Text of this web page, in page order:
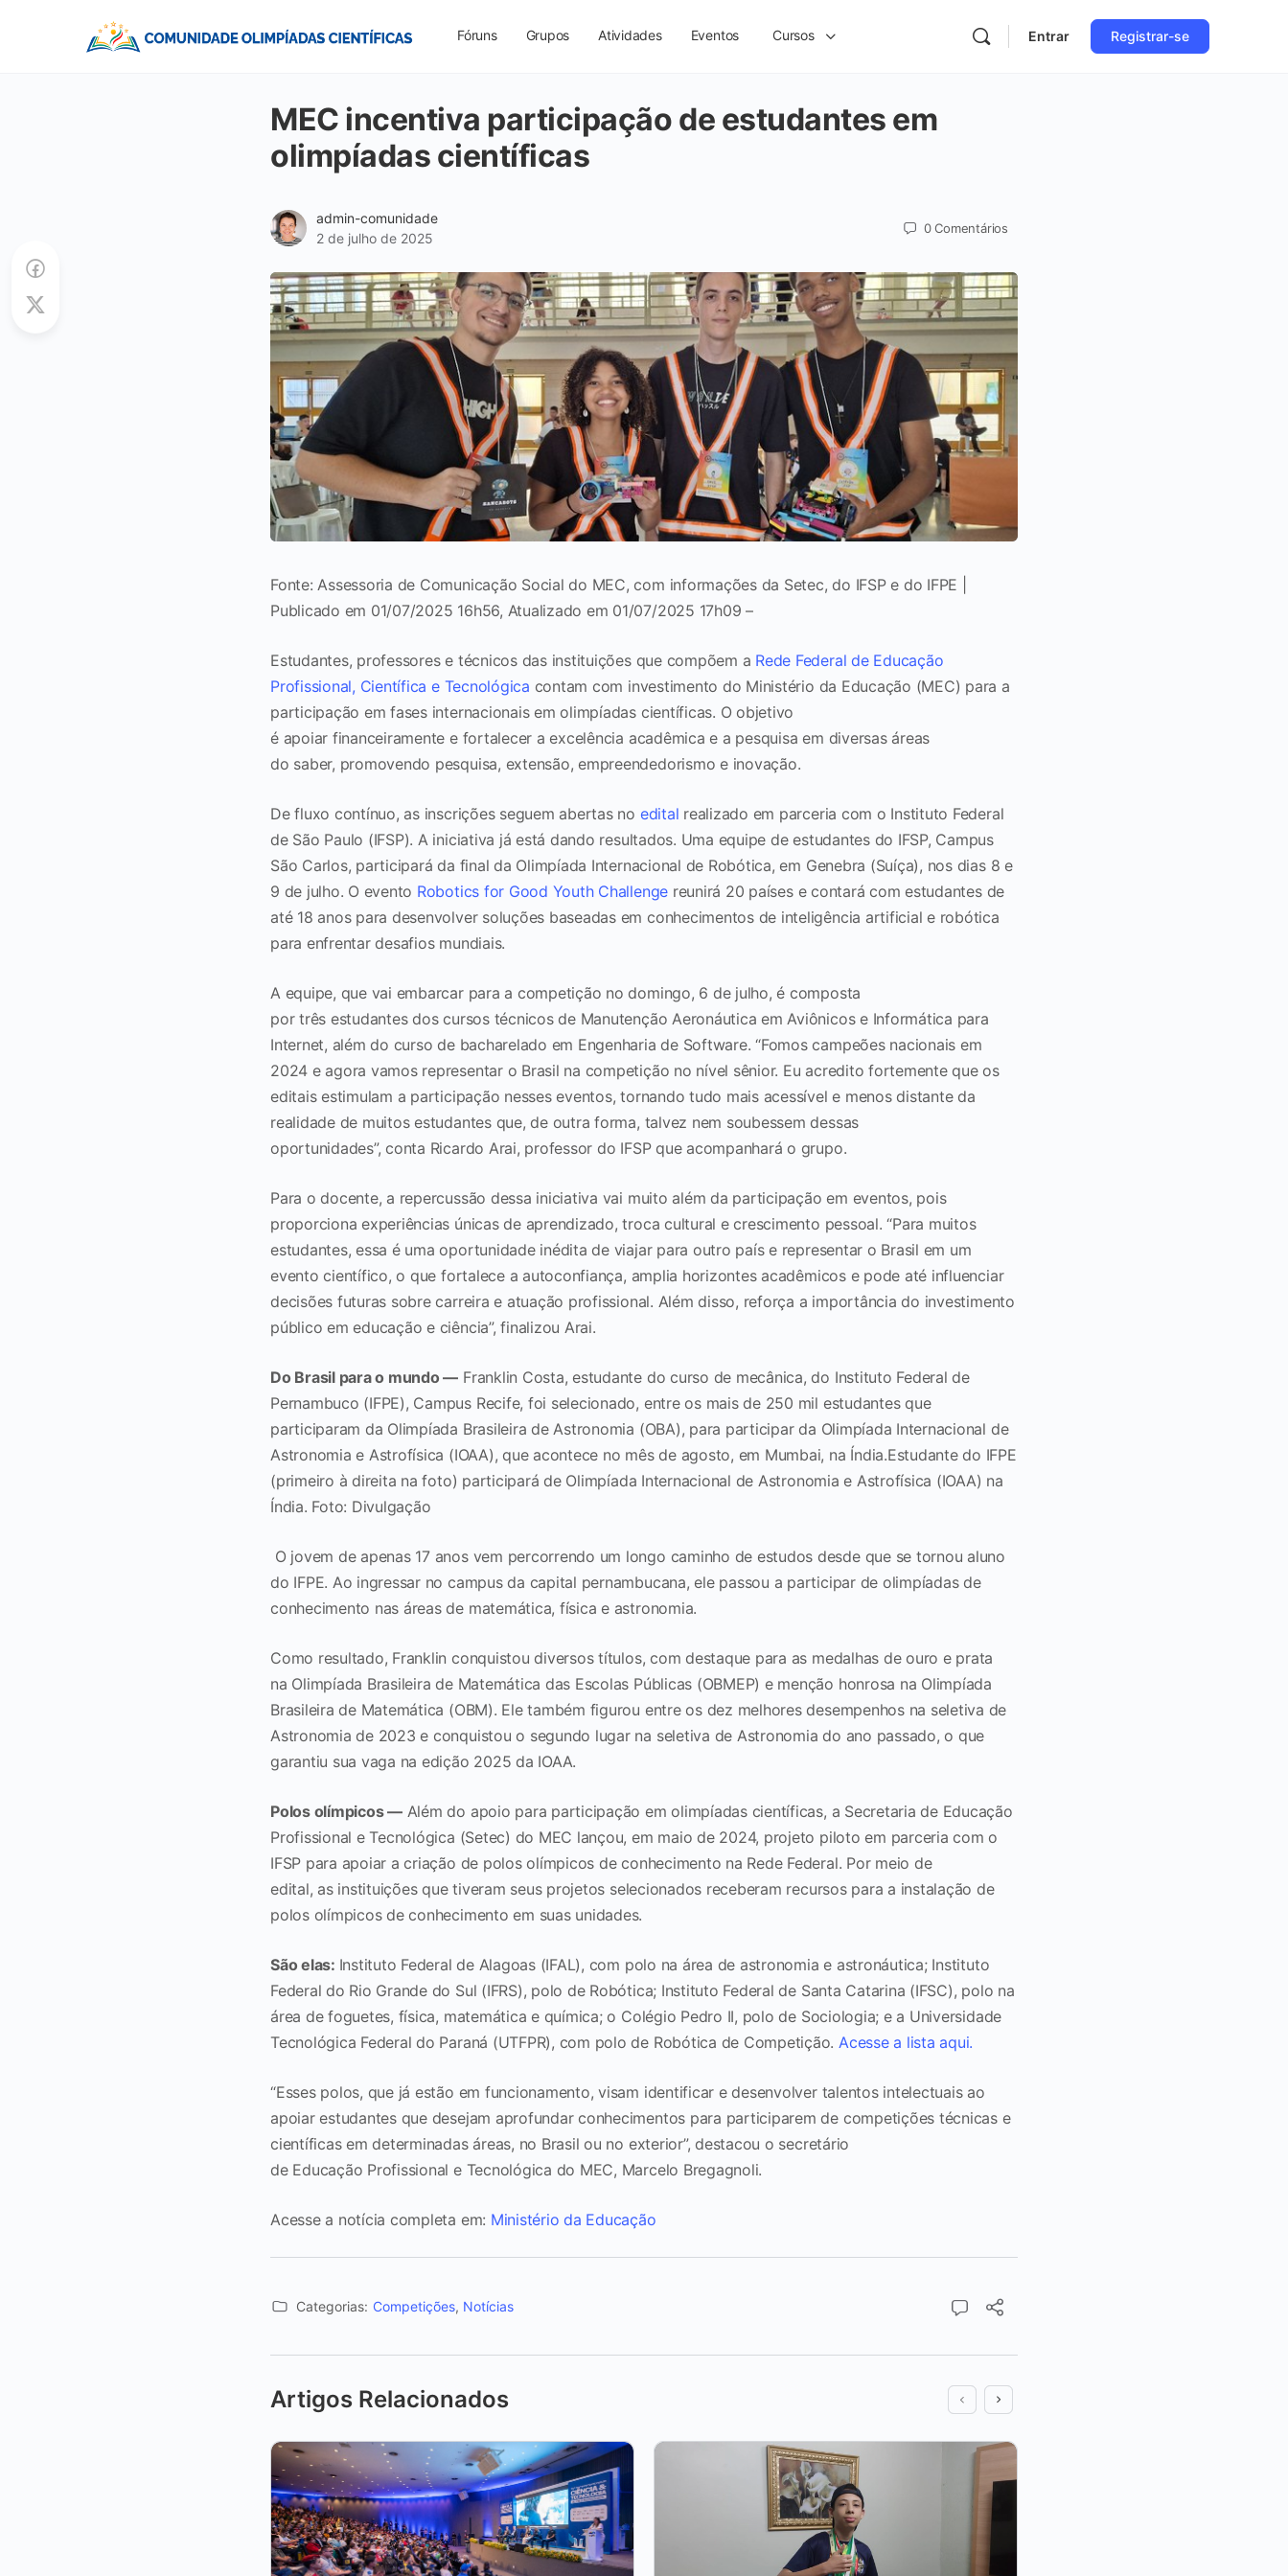
Fóruns Grupos Atividades Eventos Cursos Entrar Registrar-se
MEC incentiva participação de estudantes em
olimpíadas científicas
admin-comunidade
2 de julho de 2025
0Comentários
Fonte: Assessoria de Comunicação Social do MEC, com informações da Setec, do IFSP e do IFPE |
Publicado em 01/07/2025 16h56, Atualizado em 01/07/2025 17h09 –
Estudantes, professores e técnicos das instituições que compõem a Rede Federal de Educação
Profissional, Científica e Tecnológica contam com investimento do Ministério da Educação (MEC) para a
participação em fases internacionais em olimpíadas científicas. O objetivo
é apoiar financeiramente e fortalecer a excelência acadêmica e a pesquisa em diversas áreas
do saber, promovendo pesquisa, extensão, empreendedorismo e inovação.
De fluxo contínuo, as inscrições seguem abertas no edital realizado em parceria com o Instituto Federal
de São Paulo (IFSP). A iniciativa já está dando resultados. Uma equipe de estudantes do IFSP, Campus
São Carlos, participará da final da Olimpíada Internacional de Robótica, em Genebra (Suíça), nos dias 8 e
9 de julho. O evento Robotics for Good Youth Challenge reunirá 20 países e contará com estudantes de
até 18 anos para desenvolver soluções baseadas em conhecimentos de inteligência artificial e robótica
para enfrentar desafios mundiais.
A equipe, que vai embarcar para a competição no domingo, 6 de julho, é composta
por três estudantes dos cursos técnicos de Manutenção Aeronáutica em Aviônicos e Informática para
Internet, além do curso de bacharelado em Engenharia de Software. “Fomos campeões nacionais em
2024 e agora vamos representar o Brasil na competição no nível sênior. Eu acredito fortemente que os
editais estimulam a participação nesses eventos, tornando tudo mais acessível e menos distante da
realidade de muitos estudantes que, de outra forma, talvez nem soubessem dessas
oportunidades”, conta Ricardo Arai, professor do IFSP que acompanhará o grupo.
Para o docente, a repercussão dessa iniciativa vai muito além da participação em eventos, pois
proporciona experiências únicas de aprendizado, troca cultural e crescimento pessoal. “Para muitos
estudantes, essa é uma oportunidade inédita de viajar para outro país e representar o Brasil em um
evento científico, o que fortalece a autoconfiança, amplia horizontes acadêmicos e pode até influenciar
decisões futuras sobre carreira e atuação profissional. Além disso, reforça a importância do investimento
público em educação e ciência”, finalizou Arai.
Do Brasil para o mundo — Franklin Costa, estudante do curso de mecânica, do Instituto Federal de
Pernambuco (IFPE), Campus Recife, foi selecionado, entre os mais de 250 mil estudantes que
participaram da Olimpíada Brasileira de Astronomia (OBA), para participar da Olimpíada Internacional de
Astronomia e Astrofísica (IOAA), que acontece no mês de agosto, em Mumbai, na Índia.Estudante do IFPE
(primeiro à direita na foto) participará de Olimpíada Internacional de Astronomia e Astrofísica (IOAA) na
Índia. Foto: Divulgação
O jovem de apenas 17 anos vem percorrendo um longo caminho de estudos desde que se tornou aluno
do IFPE. Ao ingressar no campus da capital pernambucana, ele passou a participar de olimpíadas de
conhecimento nas áreas de matemática, física e astronomia.
Como resultado, Franklin conquistou diversos títulos, com destaque para as medalhas de ouro e prata
na Olimpíada Brasileira de Matemática das Escolas Públicas (OBMEP) e menção honrosa na Olimpíada
Brasileira de Matemática (OBM). Ele também figurou entre os dez melhores desempenhos na seletiva de
Astronomia de 2023 e conquistou o segundo lugar na seletiva de Astronomia do ano passado, o que
garantiu sua vaga na edição 2025 da IOAA.
Polos olímpicos—Além do apoio para participação em olimpíadas científicas, a Secretaria de Educação
Profissional e Tecnológica (Setec) do MEC lançou, em maio de 2024, projeto piloto em parceria com o
IFSP para apoiar a criação de polos olímpicos de conhecimento na Rede Federal. Por meio de
edital, as instituições que tiveram seus projetos selecionados receberam recursos para a instalação de
polos olímpicos de conhecimento em suas unidades.
São elas: Instituto Federal de Alagoas (IFAL), com polo na área de astronomia e astronáutica; Instituto
Federal do Rio Grande do Sul (IFRS), polo de Robótica; Instituto Federal de Santa Catarina (IFSC), polo na
área de foguetes, física, matemática e química; o Colégio Pedro II, polo de Sociologia; e a Universidade
Tecnológica Federal do Paraná (UTFPR), com polo de Robótica de Competição. Acesse a lista aqui.
“Esses polos, que já estão em funcionamento, visam identificar e desenvolver talentos intelectuais ao
apoiar estudantes que desejam aprofundar conhecimentos para participarem de competições técnicas e
científicas em determinadas áreas, no Brasil ou no exterior”, destacou o secretário
de Educação Profissional e Tecnológica do MEC, Marcelo Bregagnoli.
Acesse a notícia completa em: Ministério da Educação
Categorias: Competições, Notícias
Artigos Relacionados